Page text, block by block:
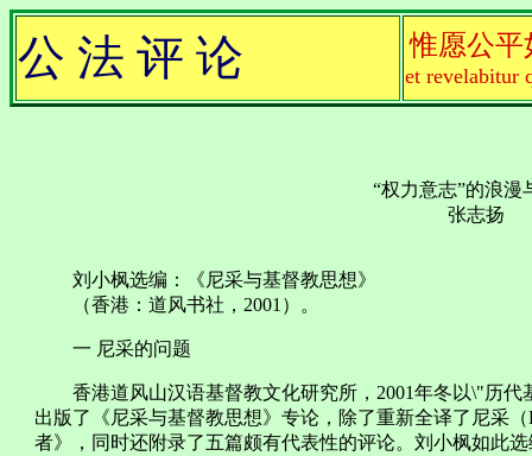
公 法 评 论 惟愿公平
et revelabitur
“权力意志”的浪漫
张志扬
刘小枫选编：《尼采与基督教思想》
（香港：道风书社，2001）。
一 尼采的问题
香港道风山汉语基督教文化研究所，2001年冬以\"历代
出版了《尼采与基督教思想》专论，除了重新全译了尼采（
者》，同时还附录了五篇颇有代表性的评论。刘小枫如此